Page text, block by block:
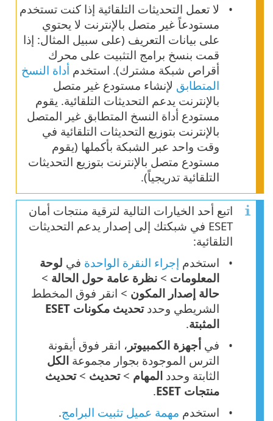
لا تعمل التحديثات التلقائية إذا كنت تستخدم
مستودعاً غير متصل بالإنترنت لا يحتوي
على بيانات التعريف (على سبيل المثال: إذا
قمت بنسخ برامج التثبيت على محرك
أقراص شبكة مشترك). استخدمأداة النسخ
المتطابق لإنشاء مستودع غير متصل
بالإنترنت يدعم التحديثات التلقائية. يقوم
مستودع أداة النسخ المتطابق غير المتصل
بالإنترنت بتوزيع التحديثات التلقائية في
وقت واحد عبر الشبكة بأكملها (يقوم
مستودع متصل بالإنترنت بتوزيع التحديثات
التلقائية تدريجياً).
اتبع أحد الخيارات التالية لترقية منتجات أمان
ESET في شبكتك إلى إصدار يدعم التحديثات
التلقائية:
استخدم إجراء النقرة الواحدة في لوحة
المعلومات >نظرة عامة حول الحالة >
حالة إصدار المكون > انقر فوق المخطط
الشريطي وحدد
تحديث مكونات ESET
المثبتة.
فيأجهزة الكمبيوتر ، انقر فوق أيقونة
الترس الموجودة بجوار مجموعةالكل
الثابتة وحددالمهام >تحديث >تحديث
منتجات ESET
.
استخدم مهمة عميل تثبيت البرامج.